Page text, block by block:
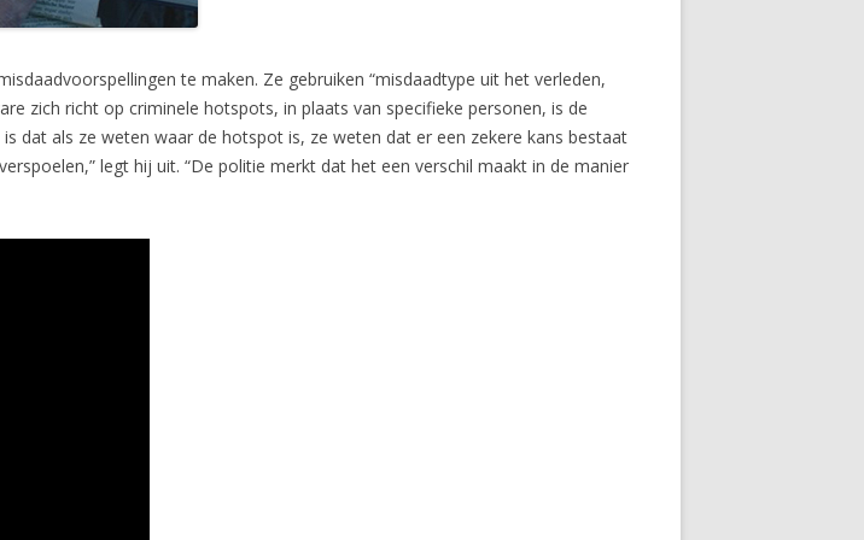
te maken. Ze gebruiken “misdaadtype uit het verleden,
zich richt op criminele hotspots, in plaats van specifieke personen, is de
dat als ze weten waar de hotspot is, ze weten dat er een zekere kans bestaat
legt hij uit. “De politie merkt dat het een verschil maakt in de manier